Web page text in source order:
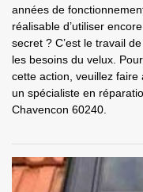
années de
réalisable d’utiliser
secret ? C’est le travail
les besoins du velux.
cette action, veuillez
un spécialiste en
Chavencon 60240.